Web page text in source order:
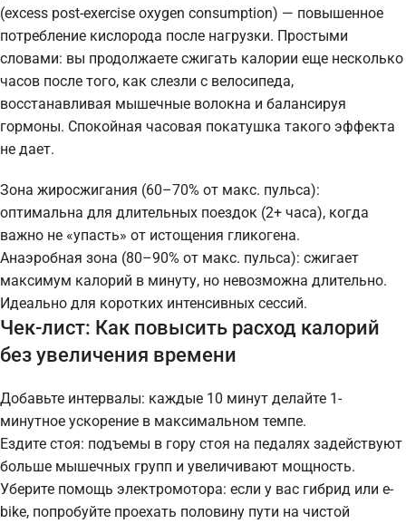
(excess post-exercise oxygen consumption) — повышенное
потребление кислорода после нагрузки. Простыми
словами: вы продолжаете сжигать калории еще несколько
часов после того, как слезли с велосипеда,
восстанавливая мышечные волокна и балансируя
гормоны. Спокойная часовая покатушка такого эффекта
не дает.
Зона жиросжигания (60–70% от макс. пульса):
оптимальна для длительных поездок (2+ часа), когда
важно не «упасть» от истощения гликогена.
Анаэробная зона (80–90% от макс. пульса): сжигает
максимум калорий в минуту, но невозможна длительно.
Идеально для коротких интенсивных сессий.
Чек-лист: Как повысить расход калорий
без увеличения времени
Добавьте интервалы: каждые 10 минут делайте 1-
минутное ускорение в максимальном темпе.
Ездите стоя: подъемы в гору стоя на педалях задействуют
больше мышечных групп и увеличивают мощность.
Уберите помощь электромотора: если у вас гибрид или e-
bike, попробуйте проехать половину пути на чистой